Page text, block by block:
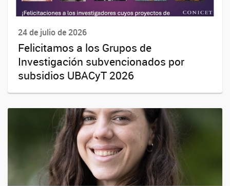
24 de julio de 2026
Felicitamos a los Grupos de
Investigación subvencionados por
subsidios UBACyT 2026